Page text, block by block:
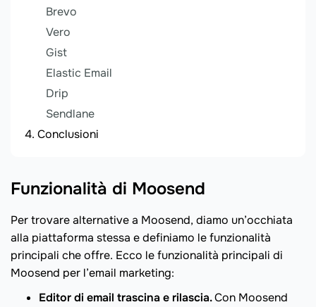
Brevo
Vero
Gist
Elastic Email
Drip
Sendlane
Conclusioni
Funzionalità di Moosend
Per trovare alternative a Moosend, diamo un’occhiata
alla piattaforma stessa e definiamo le funzionalità
principali che offre. Ecco le funzionalità principali di
Moosend per l’email marketing:
Editor di email trascina e rilascia.Con Moosend